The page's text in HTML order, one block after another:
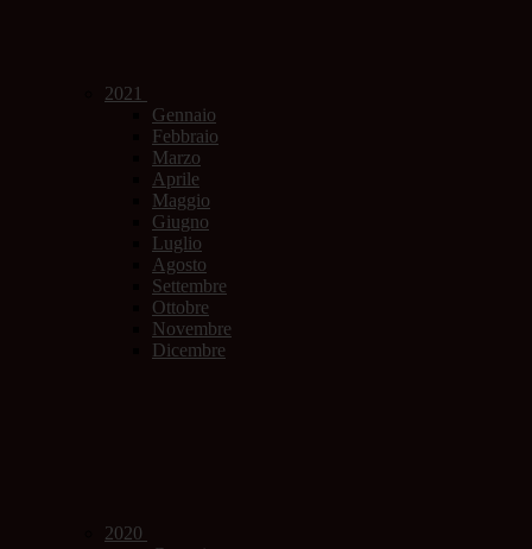
2021
Gennaio
Febbraio
Marzo
Aprile
Maggio
Giugno
Luglio
Agosto
Settembre
Ottobre
Novembre
Dicembre
2020